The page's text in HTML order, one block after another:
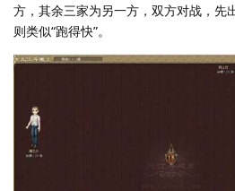
方，其余三家为另一方，双方对战，先
则类似“跑得快”。